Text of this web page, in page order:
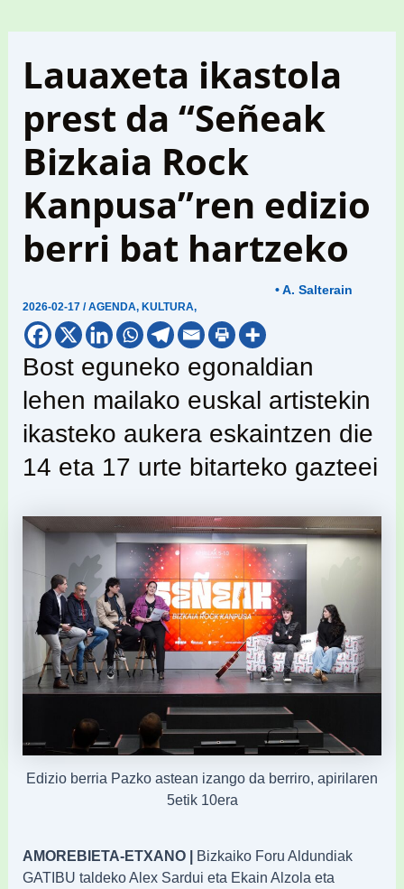
Lauaxeta ikastola
prest da “Señeak
Bizkaia Rock
Kanpusa”ren edizio
berri bat hartzeko
2026-02-17/AGENDA, KULTURA,
• A. Salterain
Bost eguneko egonaldian
lehen mailako euskal artistekin
ikasteko aukera eskaintzen die
14 eta 17 urte bitarteko gazteei
Edizio berria Pazko astean izango da berriro, apirilaren
5etik 10era
AMOREBIETA-ETXANO | Bizkaiko Foru Aldundiak
GATIBU taldeko Alex Sardui eta Ekain Alzola eta